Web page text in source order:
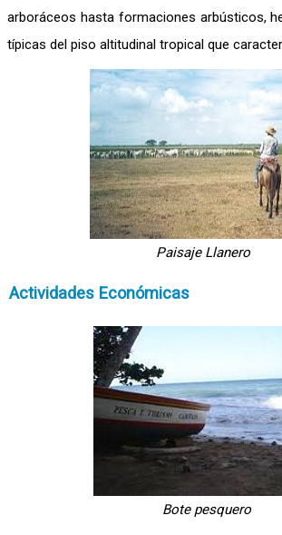
arboráceos hasta formaciones arbústicos,
típicas del piso altitudinal tropical que
Paisaje Llanero
Actividades Económicas
Bote pesquero